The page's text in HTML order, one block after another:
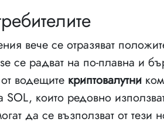
вече се отразяват
се радват на по-плавна и
водещите криптовалутни
SOL, които редовно
да се възползват от тези